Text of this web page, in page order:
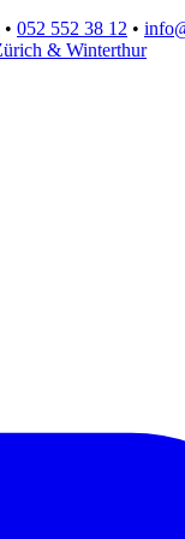
• 052 552 38 12 •